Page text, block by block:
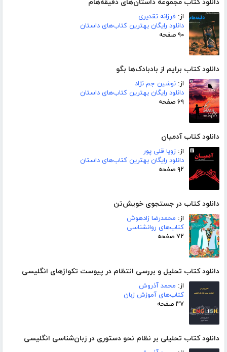
دانلود کتاب مجموعه داستان‌های دقیقه‌هام
از: فرزانه تقدیری
دانلود رایگان بهترین کتاب‌های داستان
۹۰ صفحه
دانلود کتاب برایم از بادبادک‌ها بگو
از: نوشین جم نژاد
دانلود رایگان بهترین کتاب‌های داستان
۶۹ صفحه
دانلود کتاب آدمیان
از: زویا قلی پور
دانلود رایگان بهترین کتاب‌های داستان
۹۲ صفحه
دانلود کتاب در جستجوی خویش‌تن
از: محمدرضا زادهوش
کتاب‌های روانشناسی
۷۲ صفحه
دانلود کتاب تحلیل و بررسی انتظام در پیوست تکواژهای انگلیسی
از: محمد آذروش
کتاب‌های آموزش زبان
۳۷ صفحه
دانلود کتاب تحلیلی بر نظام نحو دستوری در زبان‌شناسی انگلیسی